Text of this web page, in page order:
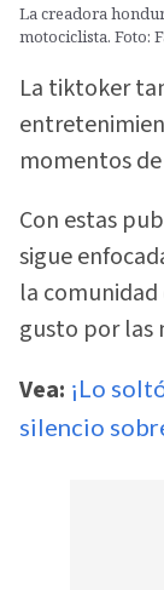
La creadora
motociclista. Foto:
La tiktoker
momentos
Con estas
sigue
la
gusto por las
Vea: ¡Lo
silencio